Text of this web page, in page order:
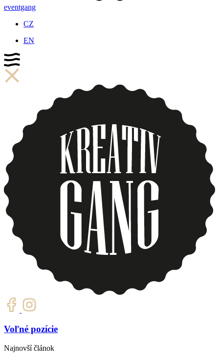
eventgang
CZ
EN
Voľné pozície
Najnovší článok